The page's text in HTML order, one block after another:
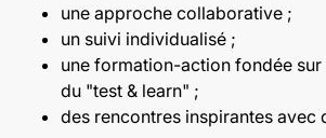
une approche collaborative ;
un suivi individualisé ;
une formation-action fondée
du "test & learn" ;
des rencontres inspirantes avec